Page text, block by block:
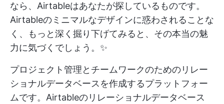
なら、Airtableはあなたが探しているものです。
Airtableのミニマルなデザインに惑わされることな
く、もっと深く掘り下げてみると、その本当の魅
力に気づくでしょう。✨
プロジェクト管理とチームワークのためのリレー
ショナルデータベースを作成するプラットフォー
ムです。Airtableのリレーショナルデータベース